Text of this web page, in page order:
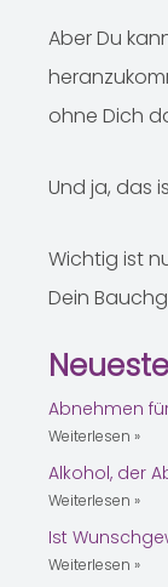
Aber Du
ohne Dich
Und ja, das
Wichtig ist
Dein
Abnehmen
Weiterlesen »
Alkohol, der
Weiterlesen »
Ist
Weiterlesen »